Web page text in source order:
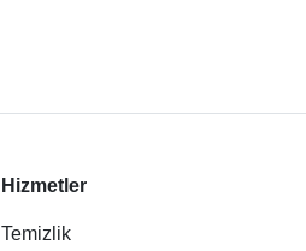
Hizmetler
Temizlik